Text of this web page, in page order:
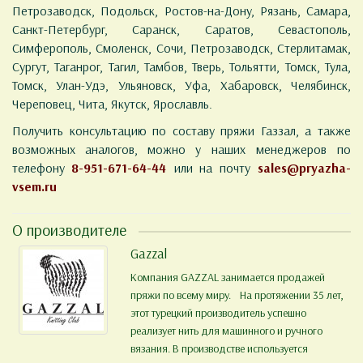
Петрозаводск, Подольск, Ростов-на-Дону, Рязань, Самара,
Санкт-Петербург, Саранск, Саратов, Севастополь,
Симферополь, Смоленск, Сочи, Петрозаводск, Стерлитамак,
Сургут, Таганрог, Тагил, Тамбов, Тверь, Тольятти, Томск, Тула,
Томск, Улан-Удэ, Ульяновск, Уфа, Хабаровск, Челябинск,
Череповец, Чита, Якутск, Ярославль.
Получить консультацию по составу пряжи Газзал, а также
возможных аналогов, можно у наших менеджеров по
телефону 8-951-671-64-44 или на почту sales@pryazha-
vsem.ru
О производителе
Gazzal
Компания GAZZAL занимается продажей
пряжи по всему миру. На протяжении 35 лет,
этот турецкий производитель успешно
реализует нить для машинного и ручного
вязания. В производстве используется